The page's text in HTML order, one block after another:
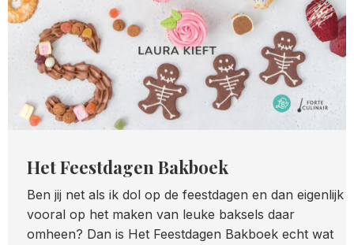
Het Feestdagen Bakboek
Ben jij net als ik dol op de feestdagen en dan eigenlijk
vooral op het maken van leuke baksels daar
omheen? Dan is Het Feestdagen Bakboek echt wat